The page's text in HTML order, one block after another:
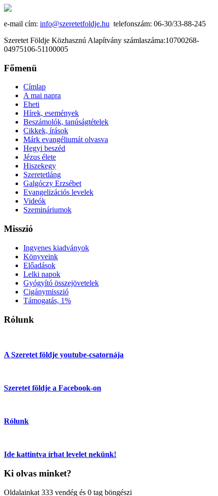
e-mail cím: info@szeretetfoldje.hu telefonszám: 06-30/33-88-245
Szeretet Földje Közhasznú Alapítvány számlaszáma:10700268-
04975106-51100005
Főmenü
Címlap
A mai napra
Eheti
Hírek, események
Beszámolók, tanúságtételek
Cikkek, írások
Márk evangéliumát olvasva
Hegyi beszéd
Jézus élete
Hiszekegy
Szeretetláng
Galgóczy Erzsébet
Evangelizációs levelek
Videók
Szemináriumok
Misszió
Ingyenes kiadványok
Könyveink
Előadások
Lelki napok
Gyógyító összejövetelek
Cigánymisszió
Támogatás, 1%
Rólunk
A Szeretet földje youtube-csatornája
Szeretet földje a Facebook-on
Rólunk
Ide kattintva írhat levelet nekünk!
Ki olvas minket?
Oldalainkat 333 vendég és 0 tag böngészi